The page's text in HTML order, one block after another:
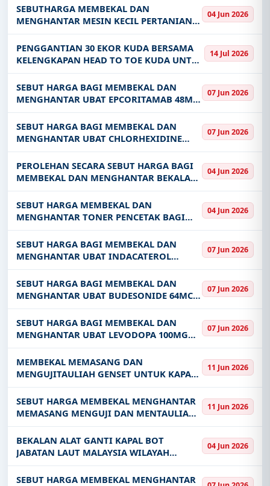
SEBUTHARGA MEMBEKAL DAN
MENGHANTAR MESIN KECIL PERTANIAN
DAN KELENGKAPAN KE LOKASI PROJEK
IADA KOTA BELUD
04 Jun 2026
PENGGANTIAN 30 EKOR KUDA BERSAMA
KELENGKAPAN HEAD TO TOE KUDA UNTUK
KEGUNAAN UNIT BERKUDA PASUKAN
SIMPANAN PERSEKUTUAN PSP JKDNKA
PDRM
14 Jul 2026
SEBUT HARGA BAGI MEMBEKAL DAN
MENGHANTAR UBAT EPCORITAMAB 48MG
0 8ML INJECTION KE HOSPITAL PULAU
PINANG BAGI TEMPOH SATU 1 TAHUN
07 Jun 2026
SEBUT HARGA BAGI MEMBEKAL DAN
MENGHANTAR UBAT CHLORHEXIDINE
GLUCONATE 2 IN ALCOHOL 70 SOLUTION
KE HOSPITAL PULAU PINANG BAGI
TEMPOH TIGA 3 TAHUN
07 Jun 2026
PEROLEHAN SECARA SEBUT HARGA BAGI
MEMBEKAL DAN MENGHANTAR BEKALAN
MAKMAL BAGI PROGRAM NATIONAL
ELEPHANT SURVEY
04 Jun 2026
SEBUT HARGA MEMBEKAL DAN
MENGHANTAR TONER PENCETAK BAGI
JABATAN PENDIDIKAN NEGERI SEMBILAN
TAHUN 2026
04 Jun 2026
SEBUT HARGA BAGI MEMBEKAL DAN
MENGHANTAR UBAT INDACATEROL
150MCG GLYCOPYRRONIUM BROMIDE
50MCG MOMETASONE FUROATE 160MCG
INHALATION POWDER HARD CAPSULES KE
07 Jun 2026
SEBUT HARGA BAGI MEMBEKAL DAN
MENGHANTAR UBAT BUDESONIDE 64MCG
NASAL SPRAY KE HOSPITAL PULAU
PINANG BAGI TEMPOH DUA 2 TAHUN
07 Jun 2026
SEBUT HARGA BAGI MEMBEKAL DAN
MENGHANTAR UBAT LEVODOPA 100MG
BENSERAZIDE 25MG HBS CAPSULE KE
HOSPITAL PULAU PINANG BAGI TEMPOH
DUA 2 TAHUN
07 Jun 2026
MEMBEKAL MEMASANG DAN
MENGUJITAULIAH GENSET UNTUK KAPAL
ATIRA MILIK JABATAN LAUT MALAYSIA
WILAYAH TENGAH
11 Jun 2026
SEBUT HARGA MEMBEKAL MENGHANTAR
MEMASANG MENGUJI DAN MENTAULIAH
SATU 1 UNIT MESIN WASHER
DISINFECTOR UNTUK KEGUNAAN
JABATAN CSSD HOSPITAL SELAYANG
11 Jun 2026
BEKALAN ALAT GANTI KAPAL BOT
JABATAN LAUT MALAYSIA WILAYAH
TENGAH
04 Jun 2026
SEBUT HARGA MEMBEKAL MENGHANTAR